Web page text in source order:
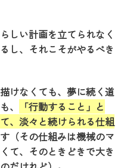
しい計画を立てられなく
し、それこそがやるべき
けなくても、夢に続く道
、
「行動すること」と
、淡々と続けられる仕組
（その仕組みは機械のマ
て、そのときどきで大き